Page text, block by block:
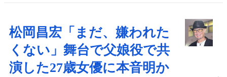
松岡昌宏「まだ、嫌われた
くない」舞台で父娘役で共
演した27歳女優に本音明か